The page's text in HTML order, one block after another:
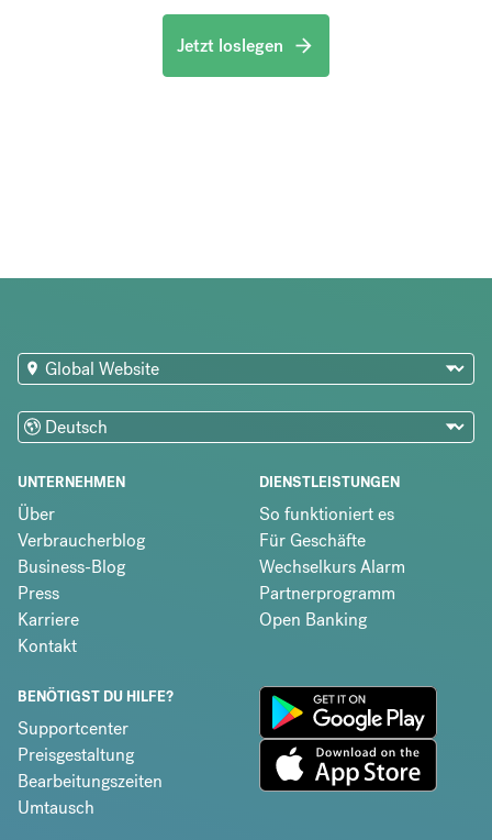
Jetzt loslegen
UNTERNEHMEN
Über
Verbraucherblog
Business-Blog
Press
Karriere
Kontakt
DIENSTLEISTUNGEN
So funktioniert es
Für Geschäfte
Wechselkurs Alarm
Partnerprogramm
Open Banking
BENÖTIGST DU HILFE?
Supportcenter
Preisgestaltung
Bearbeitungszeiten
Umtausch